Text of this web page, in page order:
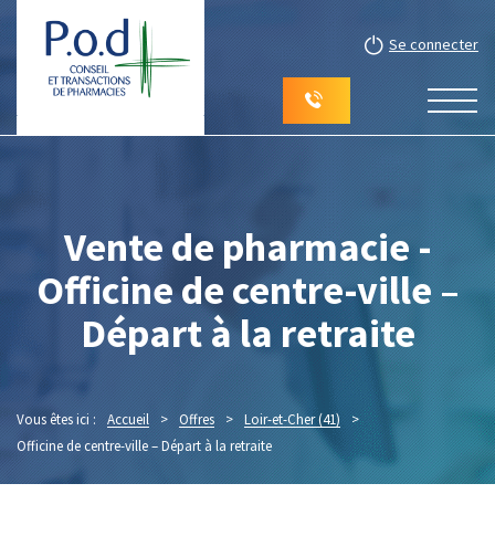
Se connecter
Vente de pharmacie -
Officine de centre-ville –
Départ à la retraite
Vous êtes ici : Accueil > Offres > Loir-et-Cher (41)
>
Officine de centre-ville – Départ à la retraite